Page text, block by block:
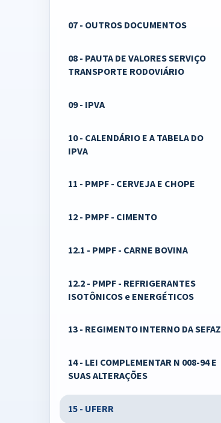
07 - OUTROS DOCUMENTOS
08 - PAUTA DE VALORES SERVIÇO
TRANSPORTE RODOVIÁRIO
09 - IPVA
10 - CALENDÁRIO E A TABELA DO
IPVA
11 - PMPF - CERVEJA E CHOPE
12 - PMPF - CIMENTO
12.1 - PMPF - CARNE BOVINA
12.2 - PMPF - REFRIGERANTES
ISOTÔNICOS e ENERGÉTICOS
13 - REGIMENTO INTERNO DA SEFAZ
14 - LEI COMPLEMENTAR N 008-94 E
SUAS ALTERAÇÕES
15 - UFERR